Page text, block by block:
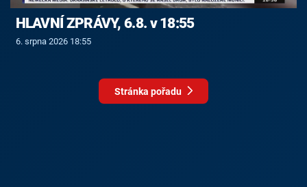
HLAVNÍ ZPRÁVY, 6.8. v 18:55
6. srpna 2026 18:55
Stránka pořadu